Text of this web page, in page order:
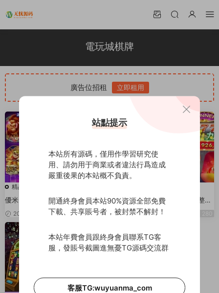
電玩城棋牌
廣告位招租 立即租用
精品源碼
優米H5電玩城組件/多語言/帶84
個遊戲/後台帶控+文本教程
2022-08-02 380
網狐850迪拜娛樂電玩城+完整可
用破授權+腳本+雙端齊全
2021-11-02 280
站點提示
本站所有源碼，僅用作學習研究使
用、請勿用于商業或者違法行爲造成
嚴重後果的本站概不負責。
開通終身會員本站90%資源全部免費
下載、共享賬号者，被封禁不解封！
本站年費會員跟終身會員聯系TG客
服，發賬号截圖進無憂TG源碼交流群
客服TG:wuyuanma_com